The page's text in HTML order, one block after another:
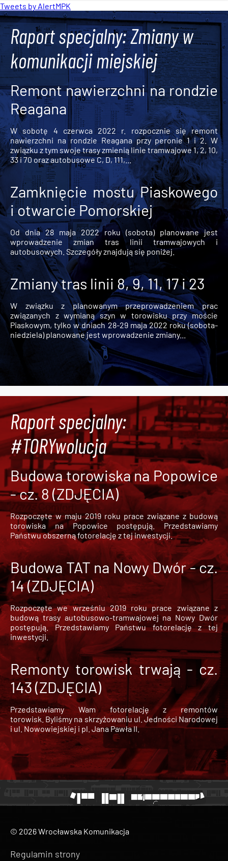
Tweets by AlertMPK
Raport specjalny: Zmiany w
komunikacji miejskiej
Remont nawierzchni na rondzie
Reagana
W sobotę 4 czerwca 2022 r. rozpocznie się remont
nawierzchni na rondzie Reagana przy peronie 1 i 2. W
związku z tym swoje trasy zmienią linie tramwajowe 1, 2, 10,
33 i 70 oraz autobusowe C, D, 111,...
Zamknięcie mostu Piaskowego
i otwarcie Pomorskiej
Od dnia 28 maja 2022 roku (sobota) planowane jest
wprowadzenie zmian tras linii tramwajowych i
autobusowych. Szczegóły znajdują się poniżej.
Zmiany tras linii 8, 9, 11, 17 i 23
W związku z planowanym przeprowadzeniem prac
związanych z wymianą szyn w torowisku przy moście
Piaskowym, tylko w dniach 28-29 maja 2022 roku (sobota-
niedziela) planowane jest wprowadzenie zmiany...
Raport specjalny:
#TORYwolucja
Budowa torowiska na Popowice
- cz. 8 (ZDJĘCIA)
Rozpoczęte w maju 2019 roku prace związane z budową
torowiska na Popowice
postępują. Przedstawiamy
Państwu obszerną fotorelację z tej inwestycji.
Budowa TAT na Nowy Dwór - cz.
14 (ZDJĘCIA)
Rozpoczęte we wrześniu 2019 roku prace związane z
budową trasy autobusowo-tramwajowej na Nowy Dwór
postępują. Przedstawiamy Państwu fotorelację z tej
inwestycji.
Remonty torowisk trwają - cz.
143 (ZDJĘCIA)
Przedstawiamy Wam fotorelację z remontów
torowisk. Byliśmy na skrzyżowaniu ul. Jedności Narodowej
i ul. Nowowiejskiej i pl. Jana Pawła II.
© 2026 Wrocławska Komunikacja
Regulamin strony